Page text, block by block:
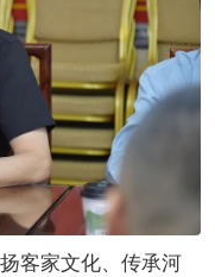
客家文化、传承河